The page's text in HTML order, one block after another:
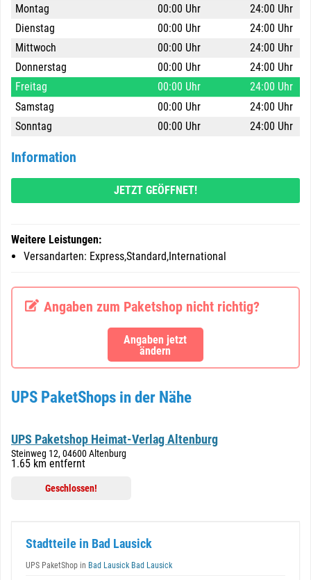
Montag 00:00 Uhr
24:00 Uhr
Dienstag
00:00 Uhr
24:00 Uhr
Mittwoch
00:00 Uhr
24:00 Uhr
Donnerstag
00:00 Uhr
24:00 Uhr
Freitag
00:00 Uhr
24:00 Uhr
Samstag
00:00 Uhr
24:00 Uhr
Sonntag
00:00 Uhr 24:00 Uhr
Information
JETZT GEÖFFNET!
Weitere Leistungen:
Versandarten: Express,Standard,International
Angaben zum Paketshop nicht richtig?
Angaben jetzt
ändern
UPS PaketShops in der Nähe
UPS Paketshop Heimat-Verlag Altenburg
Steinweg 12, 04600 Altenburg
1.65 km entfernt
Geschlossen!
Stadtteile in Bad Lausick
UPS PaketShop in Bad Lausick Bad Lausick